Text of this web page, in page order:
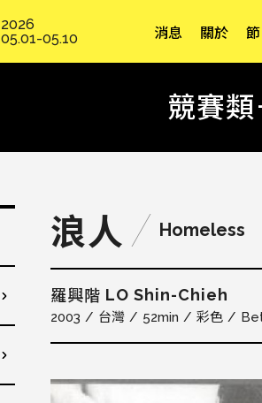
2026
05.01-05.10
消息 關於
競賽
浪人 Homeless
羅興階 LO Shin-Chieh
2003 台灣 52min 彩色